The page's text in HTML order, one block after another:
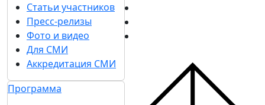
Статьи участников
Пресс-релизы
Фото и видео
Для СМИ
Аккредитация СМИ
Программа